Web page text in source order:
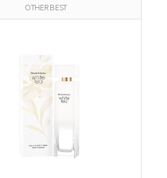
OTHER BEST